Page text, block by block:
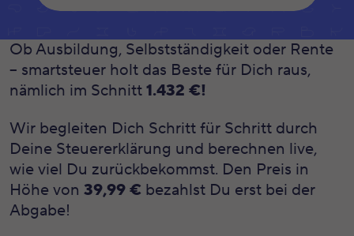
Ob Ausbildung, Selbstständigkeit oder Rente
– smartsteuer holt das Beste für Dich raus,
nämlich im Schnitt1.432 €!
Wir begleiten Dich Schritt für Schritt durch
Deine Steuererklärung und berechnen live,
wie viel Du zurückbekommst. Den Preis in
Höhe von 39,99 € bezahlst Du erst bei der
Abgabe!